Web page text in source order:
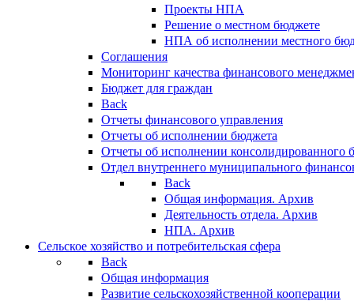
Проекты НПА
Решение о местном бюджете
НПА об исполнении местного
Соглашения
Мониторинг качества финансового
Бюджет для граждан
Back
Отчеты финансового управления
Отчеты об исполнении бюджета
Отчеты об исполнении консолидированного
Отдел внутреннего муниципального
Back
Общая информация. Архив
Деятельность отдела. Архив
НПА. Архив
Сельское хозяйство и потребительская сфера
Back
Общая информация
Развитие сельскохозяйственной кооперации